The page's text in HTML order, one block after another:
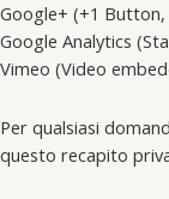
Google+ (+1 Button,
Google Analytics
Vimeo (Video
Per qualsiasi
questo recapito